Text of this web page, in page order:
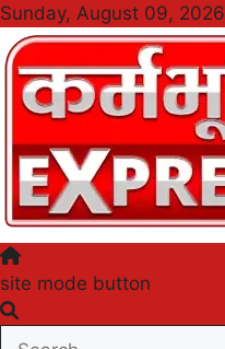
Skip
to
content
Sunday, August 09, 2026
Karmabhumi Express
site mode button
Search